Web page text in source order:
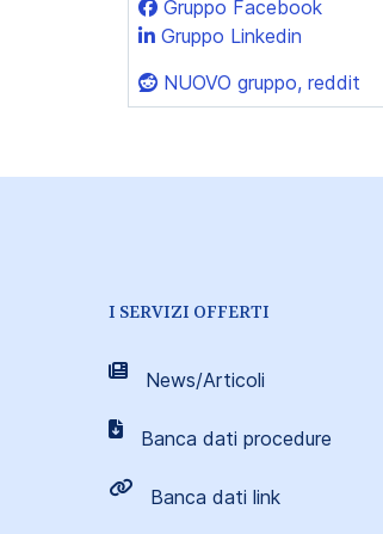
Gruppo Facebook
Gruppo Linkedin
NUOVO gruppo, reddit
I SERVIZI OFFERTI
News/Articoli
Banca dati procedure
Banca dati link